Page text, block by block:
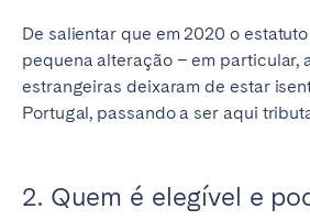
De salientar que em 2020 o
pequena alteração – em particular,
estrangeiras deixaram de estar
Portugal, passando a ser aqui
2. Quem é elegível e